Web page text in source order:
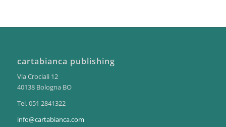
cartabianca publishing
Via Crociali 12
40138 Bologna BO
Tel. 051 2841322
info@cartabianca.com